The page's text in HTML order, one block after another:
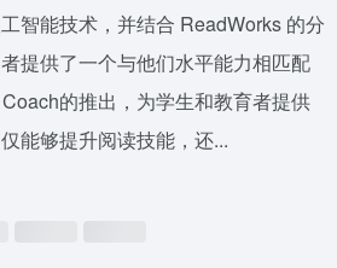
智能技术，并结合 ReadWorks 的分
提供了一个与他们水平能力相匹配
的推出，为学生和教育者提供
能够提升阅读技能，还...